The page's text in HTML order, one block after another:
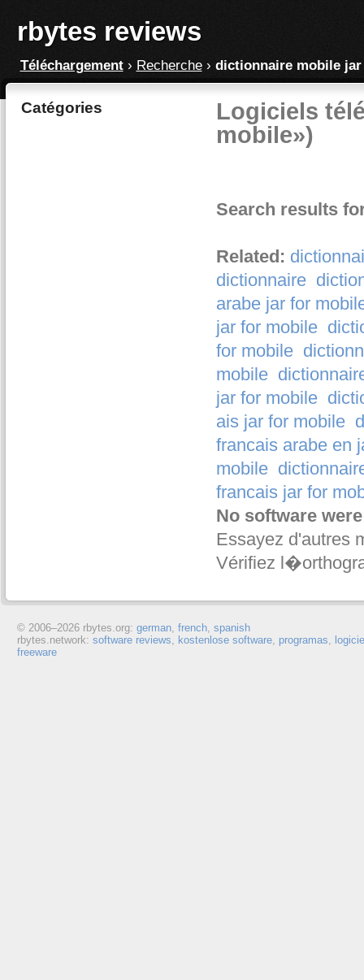
rbytes reviews
Téléchargement› Recherche› dictionnaire mobile
Catégories
Logiciels
mobile»)
Search results
Related:
dictionnaire
arabe jar for
jar for mobile
for mobile
mobile
jar for mobile
ais jar for mobile
francais arabe en
mobile
francais jar for
No software
Essayez d'autres
Vérifiez
© 2006–2026 rbytes.org: german, french, spanish
rbytes.network: software reviews, kostenlose software, programas,
freeware